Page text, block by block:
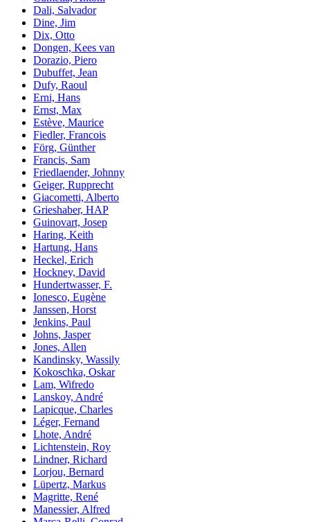
Dali, Salvador
Dine, Jim
Dix, Otto
Dongen, Kees van
Dorazio, Piero
Dubuffet, Jean
Dufy, Raoul
Erni, Hans
Ernst, Max
Estève, Maurice
Fiedler, Francois
Förg, Günther
Francis, Sam
Friedlaender, Johnny
Geiger, Rupprecht
Giacometti, Alberto
Grieshaber, HAP
Guinovart, Josep
Haring, Keith
Hartung, Hans
Heckel, Erich
Hockney, David
Hundertwasser, F.
Ionesco, Eugène
Janssen, Horst
Jenkins, Paul
Johns, Jasper
Jones, Allen
Kandinsky, Wassily
Kokoschka, Oskar
Lam, Wifredo
Lanskoy, André
Lapicque, Charles
Léger, Fernand
Lhote, André
Lichtenstein, Roy
Lindner, Richard
Lorjou, Bernard
Lüpertz, Markus
Magritte, René
Manessier, Alfred